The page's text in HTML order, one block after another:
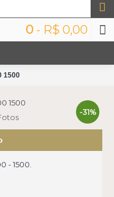
0 - R$ 0,00
1500
-31%
- 1500.